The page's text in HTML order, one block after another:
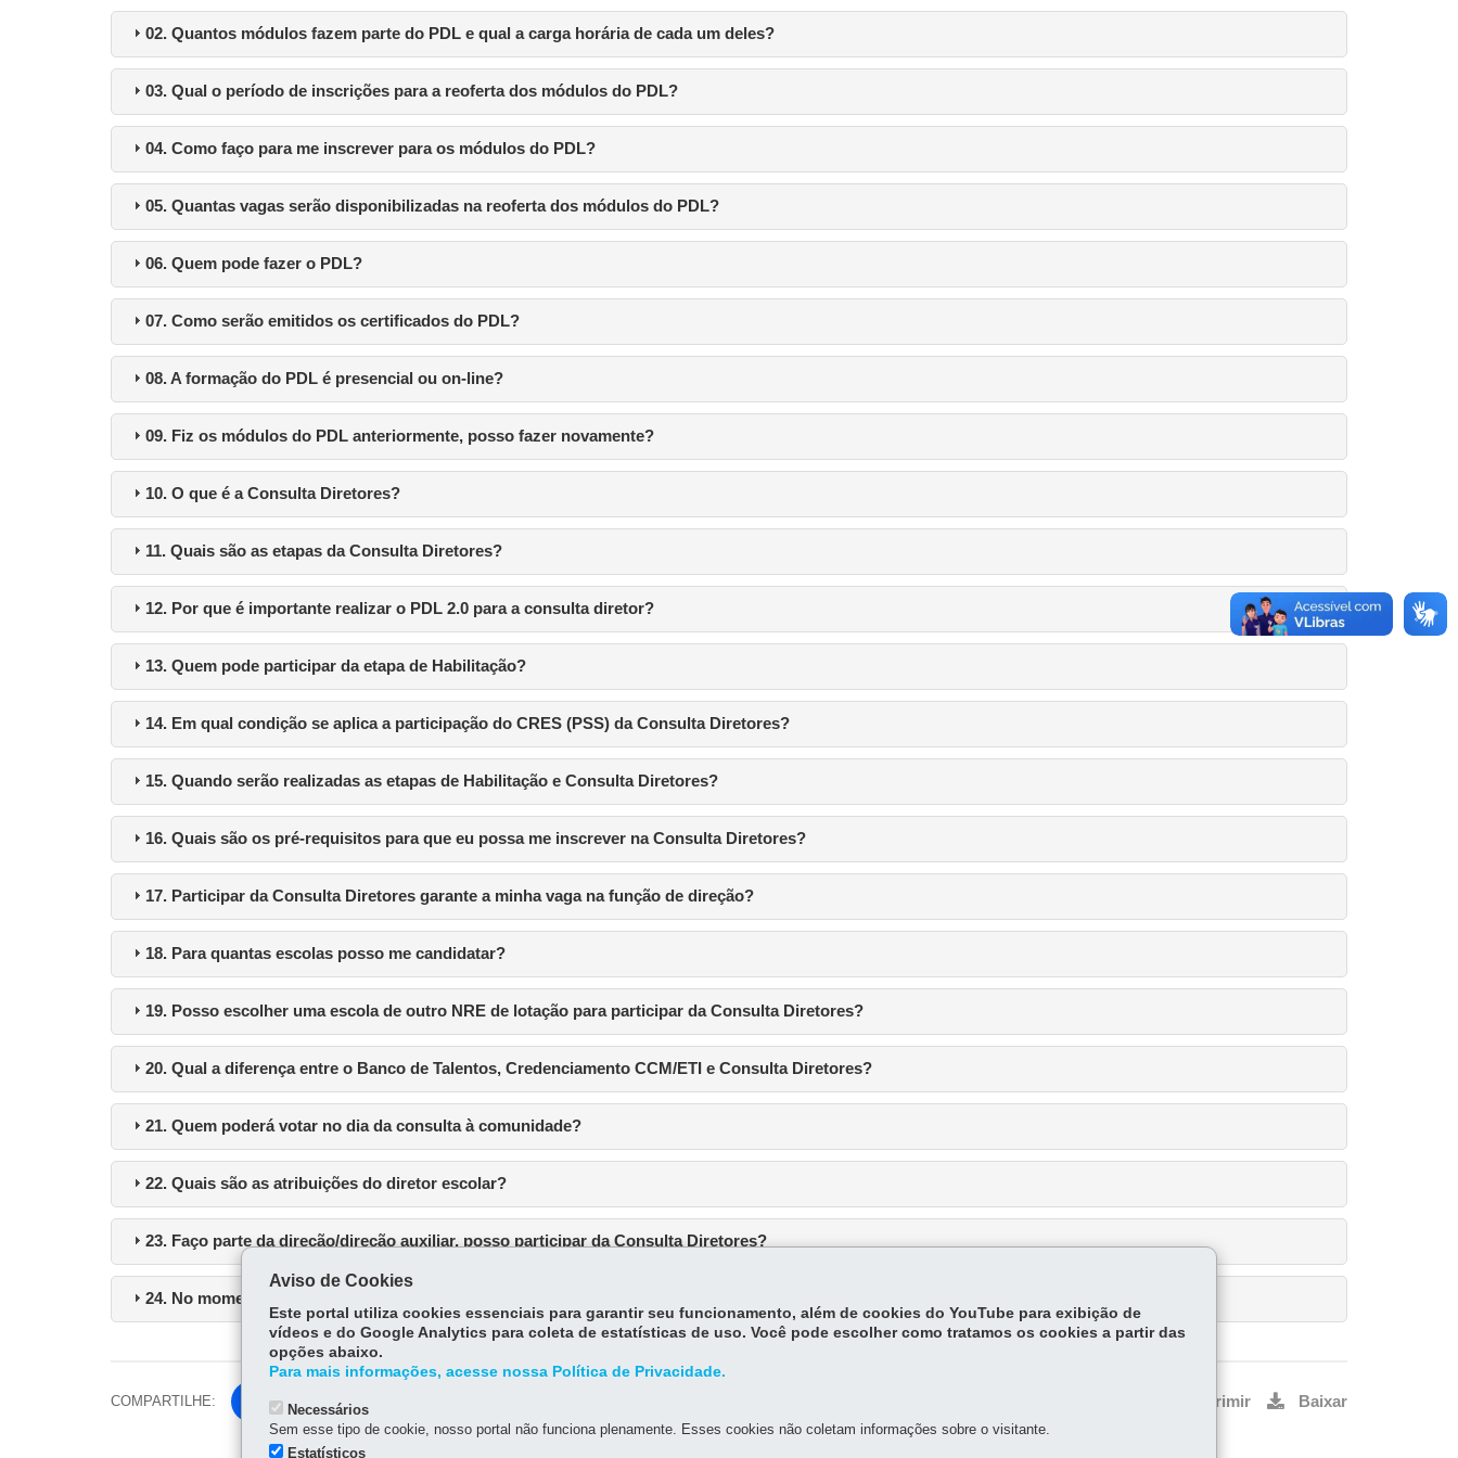
02. Quantos módulos fazem parte do PDL e qual a carga horária de cada um deles?
03. Qual o período de inscrições para a reoferta dos módulos do PDL?
04. Como faço para me inscrever para os módulos do PDL?
05. Quantas vagas serão disponibilizadas na reoferta dos módulos do PDL?
06. Quem pode fazer o PDL?
07. Como serão emitidos os certificados do PDL?
08. A formação do PDL é presencial ou on-line?
09. Fiz os módulos do PDL anteriormente, posso fazer novamente?
10. O que é a Consulta Diretores?
11. Quais são as etapas da Consulta Diretores?
12. Por que é importante realizar o PDL 2.0 para a consulta diretor?
13. Quem pode participar da etapa de Habilitação?
14. Em qual condição se aplica a participação do CRES (PSS) da Consulta Diretores?
15. Quando serão realizadas as etapas de Habilitação e Consulta Diretores?
16. Quais são os pré-requisitos para que eu possa me inscrever na Consulta Diretores?
17. Participar da Consulta Diretores garante a minha vaga na função de direção?
18. Para quantas escolas posso me candidatar?
19. Posso escolher uma escola de outro NRE de lotação para participar da Consulta Diretores?
20. Qual a diferença entre o Banco de Talentos, Credenciamento CCM/ETI e Consulta Diretores?
21. Quem poderá votar no dia da consulta à comunidade?
22. Quais são as atribuições do diretor escolar?
23. Faço parte da direção/direção auxiliar, posso participar da Consulta Diretores?
24. No momento da inscrição para a habilitação será exigido algum curso?
COMPARTILHE: Facebook
Twitter
Imprimir Baixar
Aviso de Cookies
Este portal utiliza cookies essenciais para garantir seu funcionamento, além de cookies do YouTube para exibição de
vídeos e do Google Analytics para coleta de estatísticas de uso. Você pode escolher como tratamos os cookies a partir das
opções abaixo.
Para mais informações, acesse nossa Política de Privacidade.
Necessários
Sem esse tipo de cookie, nosso portal não funciona plenamente. Esses cookies não coletam informações sobre o visitante.
Estatísticos